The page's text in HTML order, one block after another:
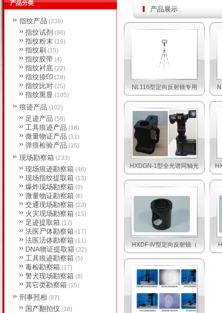
产品展示
NL116型定向反射镜专用
HXDGN-1型全光谱同轴光
HXDF-IV型定向反射镜（
产品分类
指纹产品 (338)
指纹试剂 (98)
指纹粉末 (18)
指纹刷 (15)
指纹胶带 (4)
指纹衬底 (22)
指纹捺印 (28)
指纹比对 (25)
指纹熏显 (105)
痕迹产品 (102)
足迹产品 (58)
工具痕迹产品 (18)
微量物证产品 (11)
弹痕检验产品 (15)
现场勘察箱 (233)
现场痕迹勘察箱 (46)
现场指纹提取箱 (13)
爆炸现场勘察箱 (9)
微量物证勘察箱 (6)
交通现场勘察箱 (22)
火灾现场勘察箱 (15)
足迹提取箱 (17)
法医尸体勘察箱 (17)
法医活体勘察箱 (11)
DNA物证提取箱 (32)
工具痕迹勘察箱 (5)
毒检勘察箱 (17)
警犬现场勘察箱 (8)
其它类勘察箱 (15)
刑事照相 (87)
国产翻拍仪 (18)